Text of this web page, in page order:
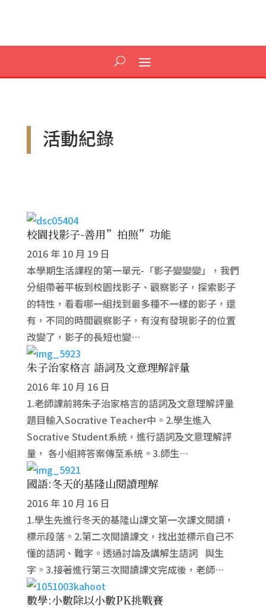
活動紀錄
校園找影子-善用”拍照”功能
2016 年 10 月 19 日
本學期生活課程的第一單元-「影子變變變」，我們
分組帶著平板到校園找影子、觀察影子，探索影子
的特性，看看哪一組找到最多種不一樣的影子，還
有，不同的時間觀察影子，有沒有發現影子的位置
改變了，影子的長短也變…
朱子治家格言 語詞及文意理解評量
2016 年 10 月 16 日
1.老師課前將朱子治家格言的語詞及文意理解評量
題目輸入Socrative Teacher中。2.學生進入
Socrative Student系統，進行語詞及文意理解評
量， 各小組將答案傳至系統。3.師生…
國語:冬天的基隆山閱讀理解
2016 年 10 月 16 日
1.學生先進行冬天的基隆山課文第一次課文閱讀，
標示段落。2.第二次閱讀課文，找出並標示自己不
懂的語詞、難字。透過討論及講解生語詞 與生
字。3.接著進行第三次閱讀課文完成後，老師…
數學:小數除以小數PK挑戰賽